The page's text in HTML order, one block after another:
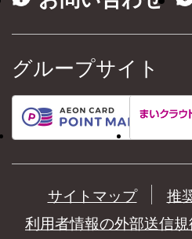
グループサイト
サイトマップ 推
利用者情報の外部送信